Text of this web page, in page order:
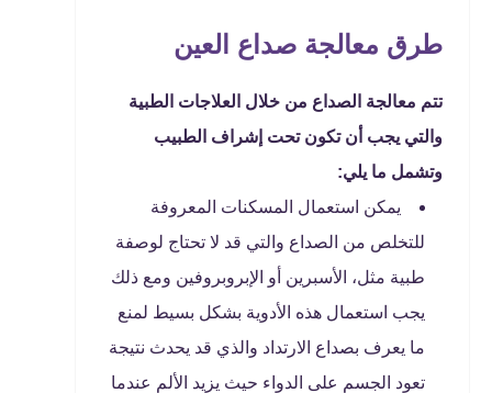
طرق معالجة صداع العين
تتم معالجة الصداع من خلال العلاجات الطبية
والتي يجب أن تكون تحت إشراف الطبيب
وتشمل ما يلي:
يمكن استعمال المسكنات المعروفة
للتخلص من الصداع والتي قد لا تحتاج لوصفة
طبية مثل، الأسبرين أو الإبروبروفين ومع ذلك
يجب استعمال هذه الأدوية بشكل بسيط لمنع
ما يعرف بصداع الارتداد والذي قد يحدث نتيجة
تعود الجسم على الدواء حيث يزيد الألم عندما